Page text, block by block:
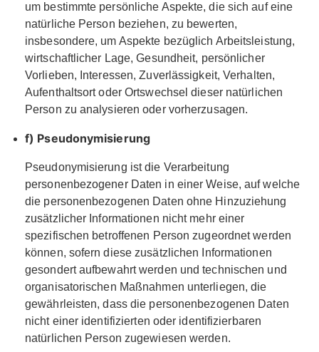
um bestimmte persönliche Aspekte, die sich auf eine
natürliche Person beziehen, zu bewerten,
insbesondere, um Aspekte bezüglich Arbeitsleistung,
wirtschaftlicher Lage, Gesundheit, persönlicher
Vorlieben, Interessen, Zuverlässigkeit, Verhalten,
Aufenthaltsort oder Ortswechsel dieser natürlichen
Person zu analysieren oder vorherzusagen.
f) Pseudonymisierung
Pseudonymisierung ist die Verarbeitung
personenbezogener Daten in einer Weise, auf welche
die personenbezogenen Daten ohne Hinzuziehung
zusätzlicher Informationen nicht mehr einer
spezifischen betroffenen Person zugeordnet werden
können, sofern diese zusätzlichen Informationen
gesondert aufbewahrt werden und technischen und
organisatorischen Maßnahmen unterliegen, die
gewährleisten, dass die personenbezogenen Daten
nicht einer identifizierten oder identifizierbaren
natürlichen Person zugewiesen werden.